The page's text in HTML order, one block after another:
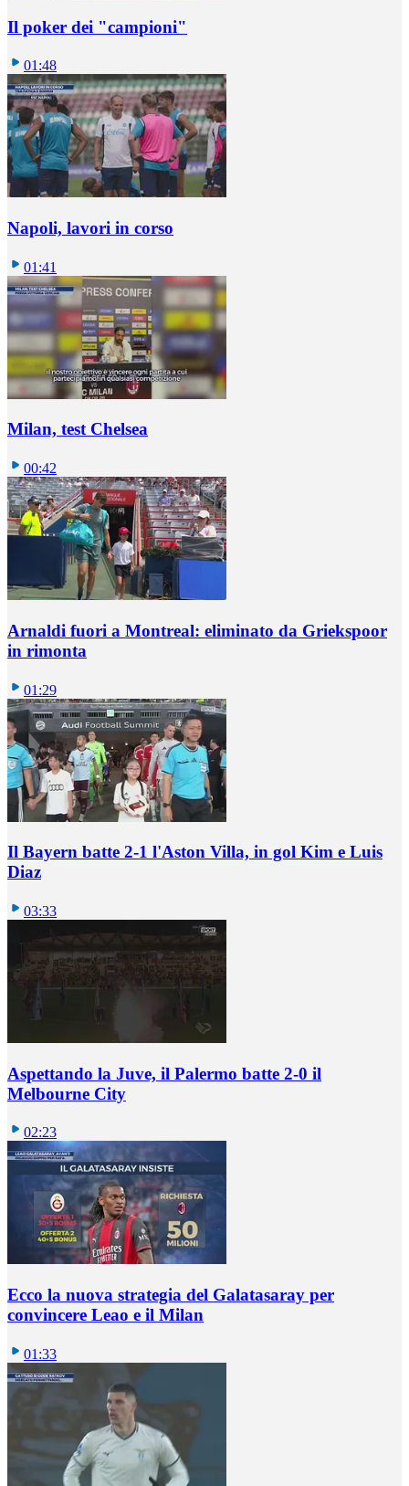
Il poker dei "campioni"
01:48
Napoli, lavori in corso
01:41
Milan, test Chelsea
00:42
Arnaldi fuori a Montreal: eliminato da Griekspoor
in rimonta
01:29
Il Bayern batte 2-1 l'Aston Villa, in gol Kim e Luis
Diaz
03:33
Aspettando la Juve, il Palermo batte 2-0 il
Melbourne City
02:23
Ecco la nuova strategia del Galatasaray per
convincere Leao e il Milan
01:33